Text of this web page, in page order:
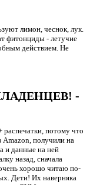
лимон, чеснок, лук.
фитонциды - летучие
действием. Не
-
потому что
Amazon, получили на
и данные на ней
назад, сначала
очень хорошо читаю по-
Дети! Их наверняка